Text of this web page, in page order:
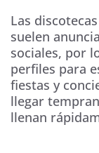
Las
suelen
sociales, por
perfiles para
fiestas y
llegar
llenan